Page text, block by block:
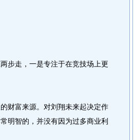
走，一是专注于在竞技场上更
富来源。对刘翔未来起决定作
明智的，并没有因为过多商业利